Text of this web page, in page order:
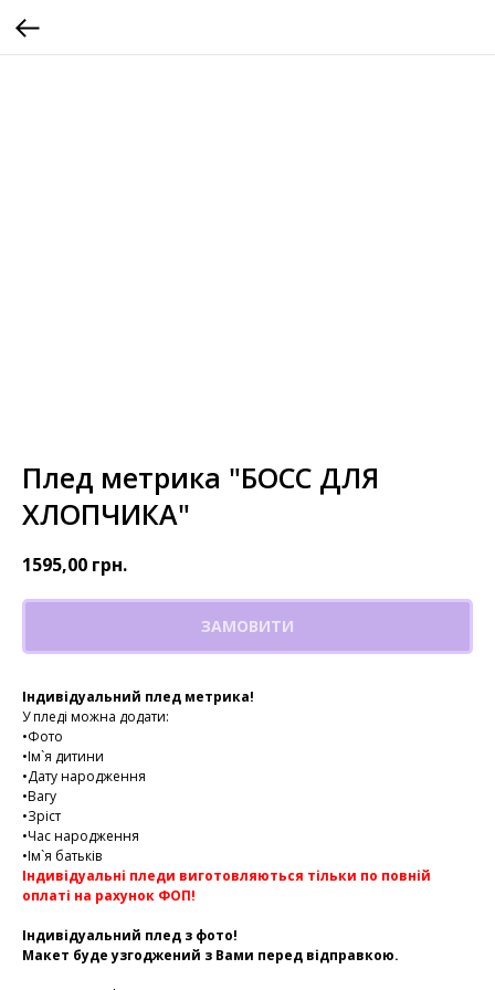
Плед метрика "БОСС ДЛЯ
ХЛОПЧИКА"
1595,00 грн.
ЗАМОВИТИ
Індивідуальний плед метрика!
У пледі можна додати:
•Фото
•Ім`я дитини
•Дату народження
•Вагу
•Зріст
•Час народження
•Ім`я батьків
Індивідуальні пледи виготовляються тільки по повній
оплаті на рахунок ФОП!
Індивідуальний плед з фото!
Макет буде узгоджений з Вами перед відправкою.